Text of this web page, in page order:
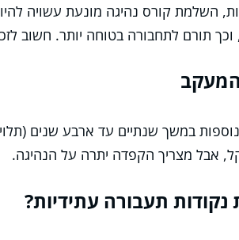
השלמת קורס נהיגה מונעת עשויה
וכך תורם לתחבורה בטוחה יותר. חשוב
במשך שנתיים עד ארבע שנים
אבל מצריך הקפדה יתרה על הנהיגה.
נקודות תעבורה עתידיות?